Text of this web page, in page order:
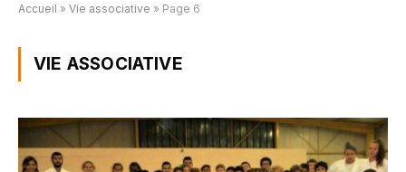
Accueil » Vie associative » Page 6
VIE ASSOCIATIVE